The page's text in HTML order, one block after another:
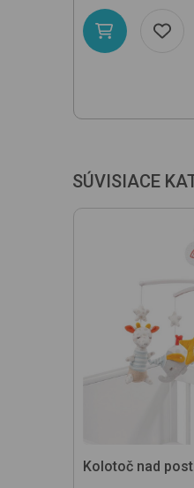
SÚVISIACE
Kolotoč nad